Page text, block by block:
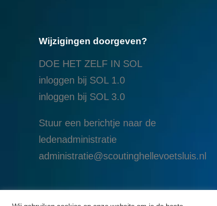
Wijzigingen doorgeven?
DOE HET ZELF IN SOL
inloggen bij SOL 1.0
inloggen bij SOL 3.0
Stuur een berichtje naar de
ledenadministratie
administratie@scoutinghellevoetsluis.nl